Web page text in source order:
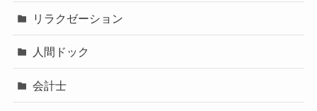
リラクゼーション
人間ドック
会計士